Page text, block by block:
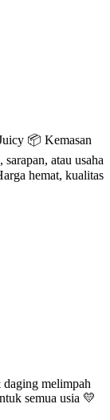
📦 Kemasan
atau usaha
hemat, kualitas
melimpah
semua usia 💛